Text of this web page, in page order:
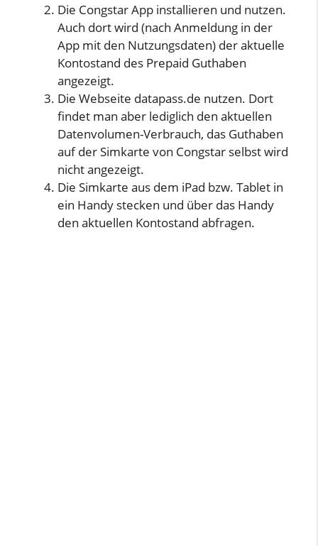
Die Congstar App installieren und nutzen.
Auch dort wird (nach Anmeldung in der
App mit den Nutzungsdaten) der aktuelle
Kontostand des Prepaid Guthaben
angezeigt.
Die Webseite datapass.de nutzen. Dort
findet man aber lediglich den aktuellen
Datenvolumen-Verbrauch, das Guthaben
auf der Simkarte von Congstar selbst wird
nicht angezeigt.
Die Simkarte aus dem iPad bzw. Tablet in
ein Handy stecken und über das Handy
den aktuellen Kontostand abfragen.